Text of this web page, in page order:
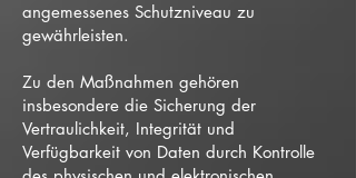
angemessenes Schutzniveau zu
gewährleisten.
Zu den Maßnahmen gehören
insbesondere die Sicherung der
Vertraulichkeit, Integrität und
Verfügbarkeit von Daten durch Kontrolle